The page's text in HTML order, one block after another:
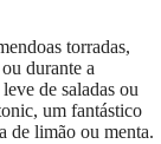
torradas,
durante a
de saladas ou
um fantástico
de limão ou menta.